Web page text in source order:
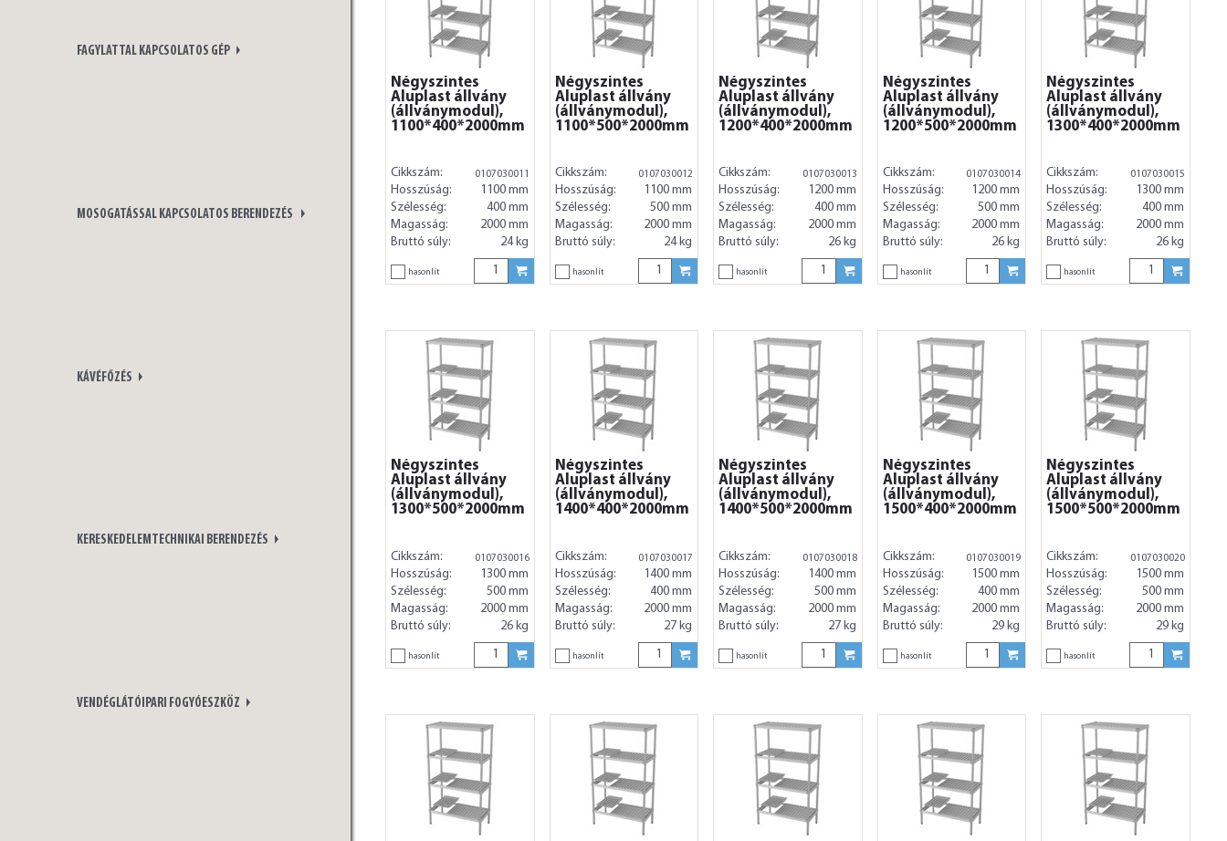
FAGYLATTAL KAPCSOLATOS GÉP
MOSOGATÁSSAL KAPCSOLATOS BERENDEZÉS
KÁVÉFŐZÉS
KERESKEDELEMTECHNIKAI BERENDEZÉS
VENDÉGLÁTÓIPARI FOGYÓESZKÖZ
Négyszintes
Aluplast állvány
(állványmodul),
1100*400*2000mm
Cikkszám: 0107030011
Hosszúság:
1100 mm
Szélesség:
400 mm
Magasság:
2000 mm
Bruttó súly:
24 kg
hasonlít
Négyszintes
Aluplast állvány
(állványmodul),
1100*500*2000mm
Cikkszám: 0107030012
Hosszúság:
1100 mm
Szélesség:
500 mm
Magasság:
2000 mm
Bruttó súly:
24 kg
hasonlít
Négyszintes
Aluplast állvány
(állványmodul),
1200*400*2000mm
Cikkszám: 0107030013
Hosszúság:
1200 mm
Szélesség:
400 mm
Magasság:
2000 mm
Bruttó súly:
26 kg
hasonlít
Négyszintes
Aluplast állvány
(állványmodul),
1200*500*2000mm
Cikkszám: 0107030014
Hosszúság:
1200 mm
Szélesség:
500 mm
Magasság:
2000 mm
Bruttó súly:
26 kg
hasonlít
Négyszintes
Aluplast állvány
(állványmodul),
1300*400*2000mm
Cikkszám: 0107030015
Hosszúság:
1300 mm
Szélesség:
400 mm
Magasság:
2000 mm
Bruttó súly:
26 kg
hasonlít
Négyszintes
Aluplast állvány
(állványmodul),
1300*500*2000mm
Cikkszám: 0107030016
Hosszúság:
1300 mm
Szélesség:
500 mm
Magasság:
2000 mm
Bruttó súly:
26 kg
hasonlít
Négyszintes
Aluplast állvány
(állványmodul),
1400*400*2000mm
Cikkszám: 0107030017
Hosszúság:
1400 mm
Szélesség:
400 mm
Magasság:
2000 mm
Bruttó súly:
27 kg
hasonlít
Négyszintes
Aluplast állvány
(állványmodul),
1400*500*2000mm
Cikkszám: 0107030018
Hosszúság:
1400 mm
Szélesség:
500 mm
Magasság:
2000 mm
Bruttó súly:
27 kg
hasonlít
Négyszintes
Aluplast állvány
(állványmodul),
1500*400*2000mm
Cikkszám: 0107030019
Hosszúság:
1500 mm
Szélesség:
400 mm
Magasság:
2000 mm
Bruttó súly:
29 kg
hasonlít
Négyszintes
Aluplast állvány
(állványmodul),
1500*500*2000mm
Cikkszám: 0107030020
Hosszúság:
1500 mm
Szélesség:
500 mm
Magasság:
2000 mm
Bruttó súly:
29 kg
hasonlít